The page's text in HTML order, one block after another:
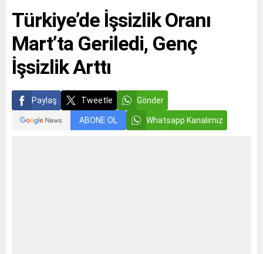
Türkiye’de İşsizlik Oranı
Mart’ta Geriledi, Genç
İşsizlik Arttı
Paylaş Tweetle Gönder
ABONE OL Whatsapp Kanalımız